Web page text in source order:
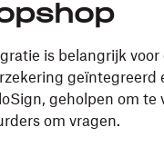
is belangrijk
geïntegreerd
geholpen om te
om vragen.